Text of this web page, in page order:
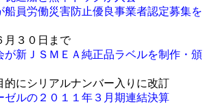
船員労働災害防止優良事業者認定募集を
月３０日まで
が新ＪＳＭＥＡ純正品ラベルを制作・頒
的にシリアルナンバー入りに改訂
ゼルの２０１１年３月期連結決算